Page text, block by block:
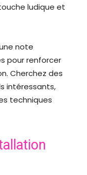
ludique et
note
pour renforcer
Cherchez des
intéressants,
techniques